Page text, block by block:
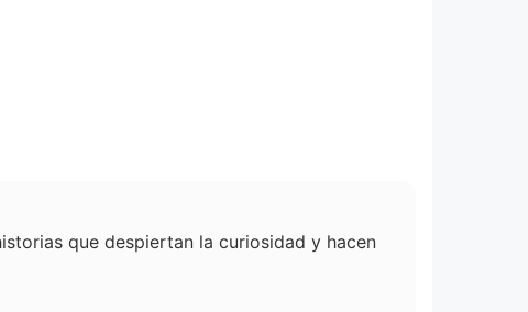
que despiertan la curiosidad y hacen